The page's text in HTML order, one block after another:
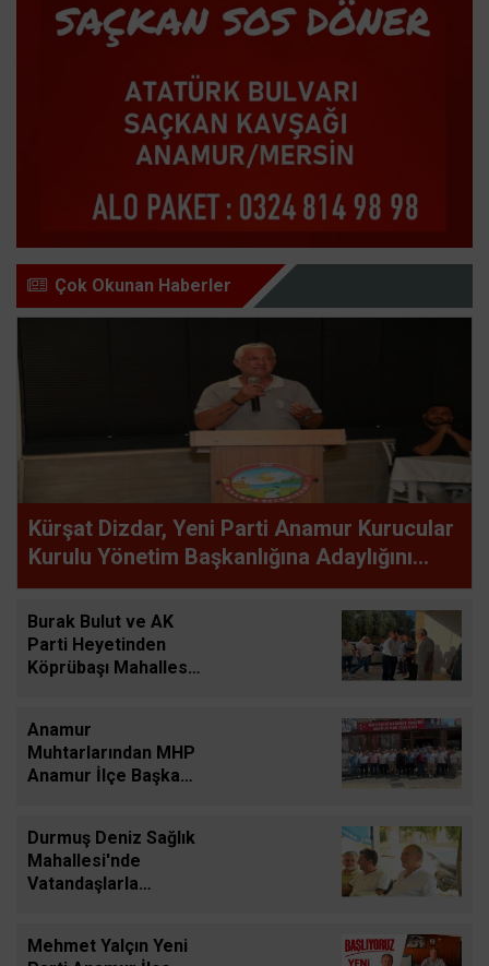
Çok Okunan Haberler
Kürşat Dizdar, Yeni Parti Anamur Kurucular
Kurulu Yönetim Başkanlığına Adaylığını
Açıkladı
Burak Bulut ve AK
Parti Heyetinden
Köprübaşı Mahallesi
Anamur
Muhtarlarından MHP
Anamur İlçe Başkanı
Durmuş Deniz Sağlık
Mahallesi'nde
Vatandaşlarla
Mehmet Yalçın Yeni